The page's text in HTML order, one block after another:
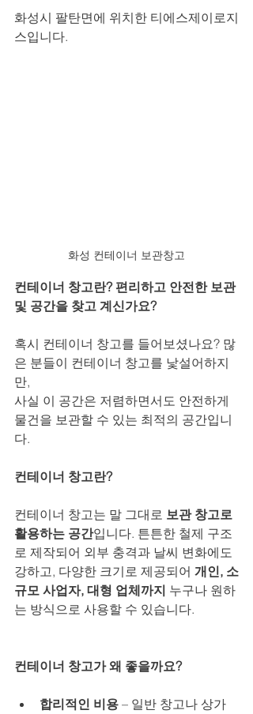
화성시 팔탄면에 위치한 티에스제이로지
스입니다.
화성 컨테이너 보관창고
컨테이너 창고란? 편리하고 안전한 보관
및 공간을 찾고 계신가요?
혹시 컨테이너 창고를 들어보셨나요? 많
은 분들이 컨테이너 창고를 낯설어하지
만,
사실 이 공간은 저렴하면서도 안전하게
물건을 보관할 수 있는 최적의 공간입니
다.
컨테이너 창고란?
컨테이너 창고는 말 그대로 보관 창고로
활용하는 공간입니다. 튼튼한 철제 구조
로 제작되어 외부 충격과 날씨 변화에도
강하고, 다양한 크기로 제공되어 개인, 소
규모 사업자, 대형 업체까지 누구나 원하
는 방식으로 사용할 수 있습니다.
컨테이너 창고가 왜 좋을까요?
합리적인 비용 – 일반 창고나 상가